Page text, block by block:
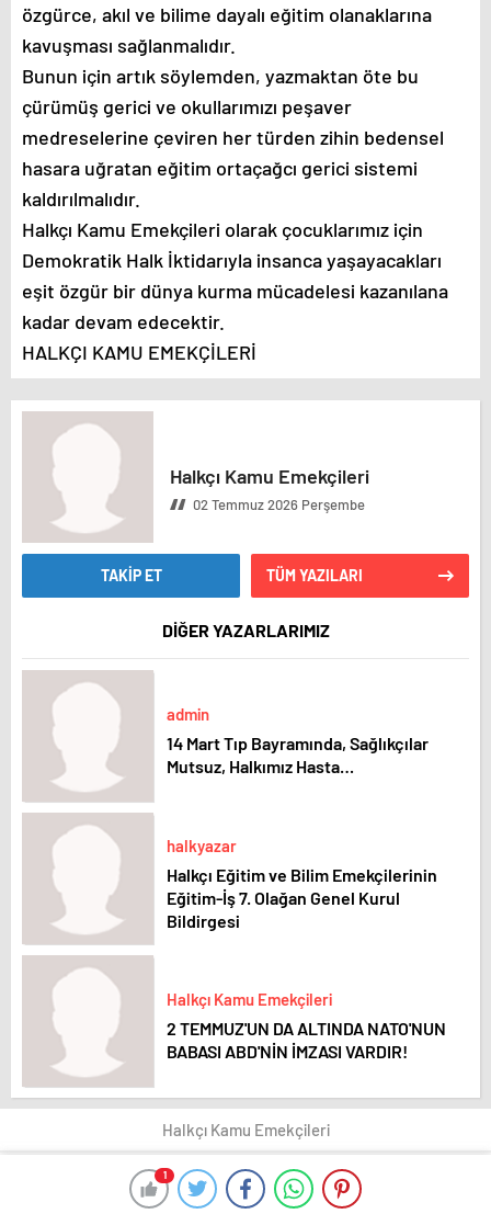
Halkçı Kamu Emekçileri
02 Temmuz 2026 Perşembe
TAKİP ET TÜM YAZILARI
DİĞER YAZARLARIMIZ
admin
14 Mart Tıp Bayramında, Sağlıkçılar
Mutsuz, Halkımız Hasta…
halkyazar
Halkçı Eğitim ve Bilim Emekçilerinin
Eğitim-İş 7. Olağan Genel Kurul
Bildirgesi
Halkçı Kamu Emekçileri
2 TEMMUZ'UN DA ALTINDA NATO'NUN
BABASI ABD'NİN İMZASI VARDIR!
1
özgürce, akıl ve bilime dayalı eğitim olanaklarına
kavuşması sağlanmalıdır.
Bunun için artık söylemden, yazmaktan öte bu
çürümüş gerici ve okullarımızı peşaver
medreselerine çeviren her türden zihin bedensel
hasara uğratan eğitim ortaçağcı gerici sistemi
kaldırılmalıdır.
Halkçı Kamu Emekçileri olarak çocuklarımız için
Demokratik Halk İktidarıyla insanca yaşayacakları
eşit özgür bir dünya kurma mücadelesi kazanılana
kadar devam edecektir.
HALKÇI KAMU EMEKÇİLERİ
Halkçı Kamu Emekçileri